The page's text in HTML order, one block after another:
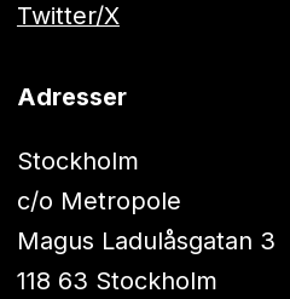
Twitter/X
Adresser
Stockholm
c/o Metropole
Magus Ladulåsgatan 3
118 63 Stockholm